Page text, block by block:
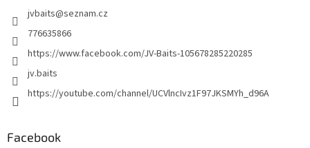
jvbaits@seznam.cz
776635866
https://www.facebook.com/JV-Baits-105678285220285
jv.baits
https://youtube.com/channel/UCVlncIvz1F97JKSMYh_d96A
Facebook